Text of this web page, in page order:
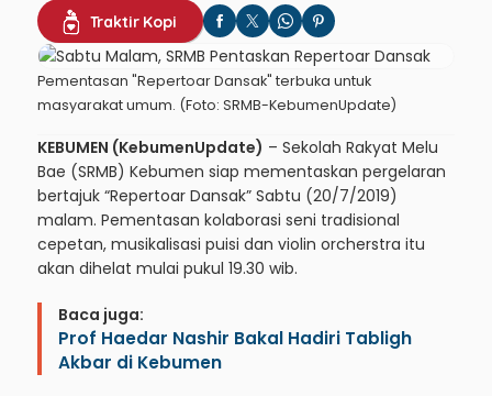
Traktir Kopi
Pementasan "Repertoar Dansak" terbuka untuk
masyarakat umum. (Foto: SRMB-KebumenUpdate)
KEBUMEN (KebumenUpdate) – Sekolah Rakyat Melu
Bae (SRMB) Kebumen siap mementaskan pergelaran
bertajuk “Repertoar Dansak” Sabtu (20/7/2019)
malam. Pementasan kolaborasi seni tradisional
cepetan, musikalisasi puisi dan violin orcherstra itu
akan dihelat mulai pukul 19.30 wib.
Baca juga:
Prof Haedar Nashir Bakal Hadiri Tabligh
Akbar di Kebumen